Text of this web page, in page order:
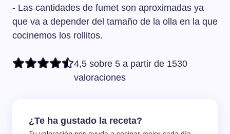
- Las cantidades de fumet son aproximadas ya
que va a depender del tamaño de la olla en la que
cocinemos los rollitos.
4,5 sobre 5 a partir de 1530
valoraciones
¿Te ha gustado la receta?